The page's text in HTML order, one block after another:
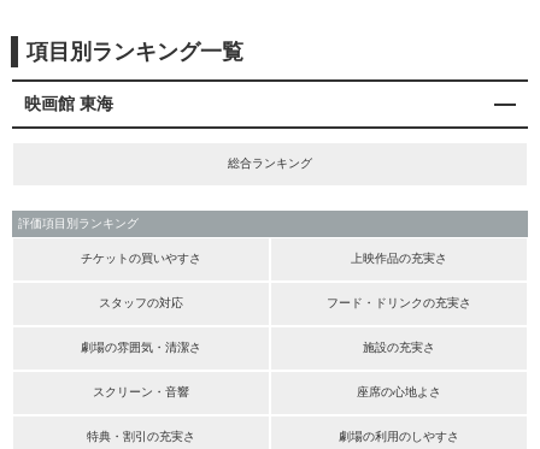
項目別ランキング一覧
映画館 東海
総合ランキング
評価項目別ランキング
チケットの買いやすさ 上映作品の充実さ
スタッフの対応 フード・ドリンクの充実さ
劇場の雰囲気・清潔さ 施設の充実さ
スクリーン・音響 座席の心地よさ
特典・割引の充実さ 劇場の利用のしやすさ